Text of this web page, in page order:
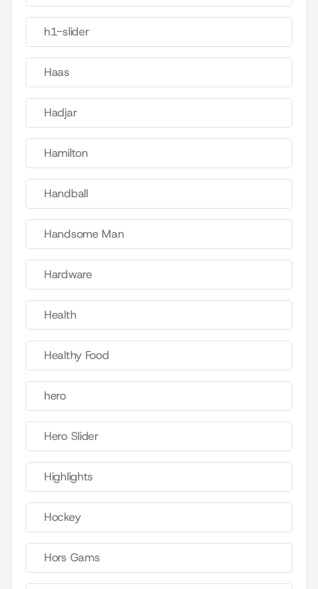
h1-slider
Haas
Hadjar
Hamilton
Handball
Handsome Man
Hardware
Health
Healthy Food
hero
Hero Slider
Highlights
Hockey
Hors Gams